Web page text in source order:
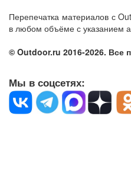
Перепечатка материалов с
в любом объёме с указанием
© Outdoor.ru 2016-2026. Все
Мы в соцсетях: